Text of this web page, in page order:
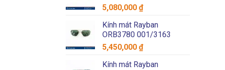
5,080,000 ₫
Kính mát Rayban
ORB3780 001/3163
5,450,000 ₫
Kính mát Rayban